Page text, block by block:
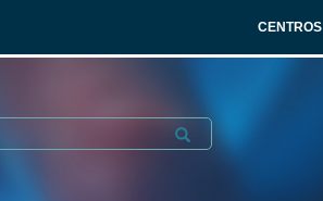
CENTROS
Submit